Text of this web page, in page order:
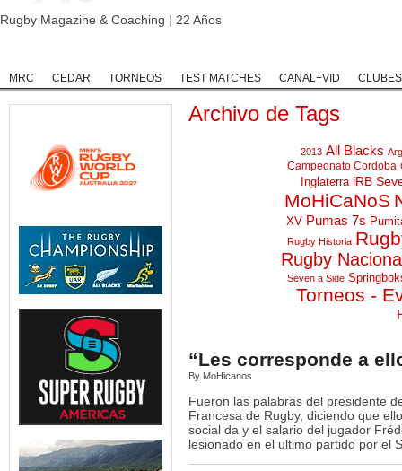
Rugby Magazine & Coaching | 22 Años
MRC
CEDAR TORNEOS TEST MATCHES CANAL+VID CLUBES
Archivo de Tags
2013 All Blacks
Campeonato Cordoba
Inglaterra iRB
MoHiCaNoS
XV Pumas 7s
Rugby Historia
Rugby
Seven a Side
Torneos -
“Les corresponde a
By MoHicanos
Fueron las palabras del presidente
Francesa de Rugby, diciendo que
social da y el salario del jugador
lesionado en el ultimo partido por el